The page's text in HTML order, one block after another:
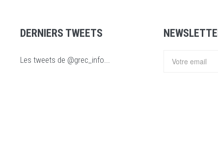
DERNIERS TWEETS
Les tweets de @grec_info...